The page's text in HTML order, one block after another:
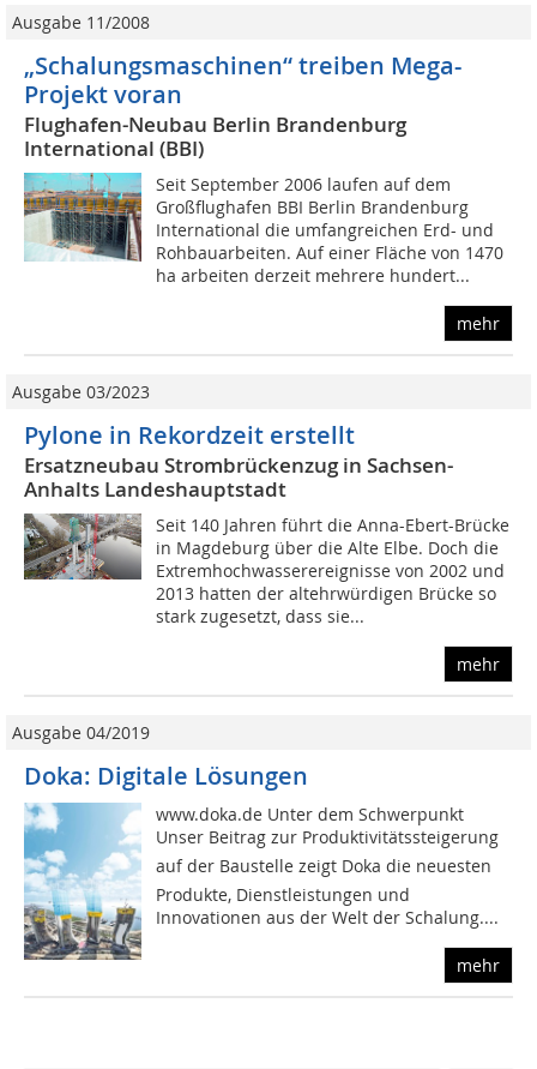
Ausgabe 11/2008
„Schalungsmaschinen“ treiben Mega-
Projekt voran
Flughafen-Neubau Berlin Brandenburg
International (BBI)
Seit September 2006 laufen auf dem
Großflughafen BBI Berlin Brandenburg
International die umfangreichen Erd- und
Rohbauarbeiten. Auf einer Fläche von 1470
ha arbeiten derzeit mehrere hundert...
mehr
Ausgabe 03/2023
Pylone in Rekordzeit erstellt
Ersatzneubau Strombrückenzug in Sachsen-
Anhalts Landeshauptstadt
Seit 140 Jahren führt die Anna-Ebert-Brücke
in Magdeburg über die Alte Elbe. Doch die
Extremhochwasserereignisse von 2002 und
2013 hatten der altehrwürdigen Brücke so
stark zugesetzt, dass sie...
mehr
Ausgabe 04/2019
Doka: Digitale Lösungen
www.doka.de Unter dem Schwerpunkt
Unser Beitrag zur Produktivitätssteigerung
auf der Baustelle zeigt Doka die neuesten
Produkte, Dienstleistungen und
Innovationen aus der Welt der Schalung....
mehr